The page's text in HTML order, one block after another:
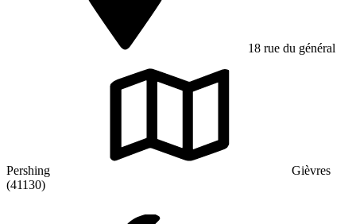
18 rue du général
Pershing
Gièvres
(41130)